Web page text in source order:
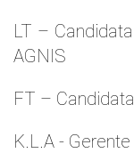
LT –
AGNIS
FT –
K.L.A -